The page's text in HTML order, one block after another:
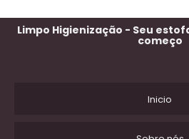
Limpo Higienização - Seu
começo
Inicio